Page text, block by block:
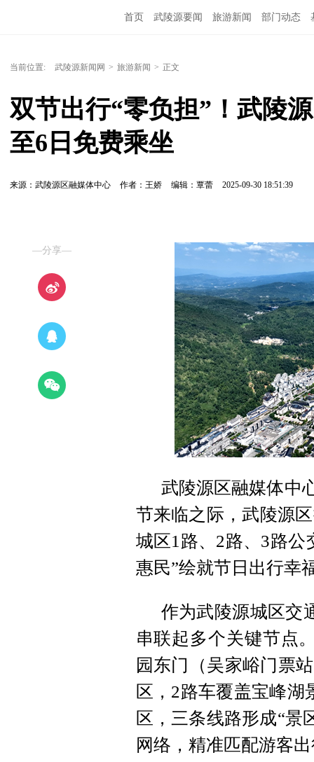
首页 武陵源要闻 旅游新闻 部门动态
当前位置: 武陵源新闻网 > 旅游新闻 > 正文
双节出行“零负担”！武陵
至6日免费乘坐
来源：​武陵源区融媒体中心 作者：王娇 编辑：覃蕾 2025-09-30 18:51:39
—分享—
武陵源区融媒体中
节来临之际，武陵源
城区1路、2路、3路公
惠民”绘就节日出行幸
作为武陵源城区交
串联起多个关键节点
园东门（吴家峪门票
区，2路车覆盖宝峰
区，三条线路形成“
网络，精准匹配游客